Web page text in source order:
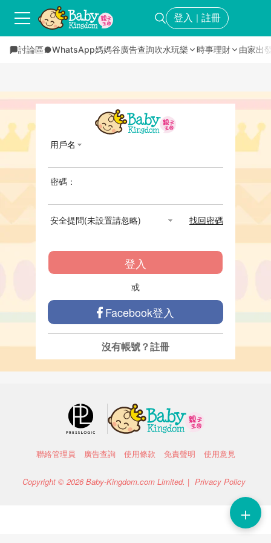
登入 ｜ 註冊
討論區 WhatsApp媽媽谷廣告查詢吹水玩樂 時事理財 由家出
＋
用戶名
密碼：
安全提問(未設置請忽略) 找回密碼
登入
或
Facebook登入
沒有帳號？註冊
聯絡管理員 廣告查詢 使用條款 免責聲明 使用意見
Copyright © 2026 Baby-Kingdom.com Limited. | Privacy Policy